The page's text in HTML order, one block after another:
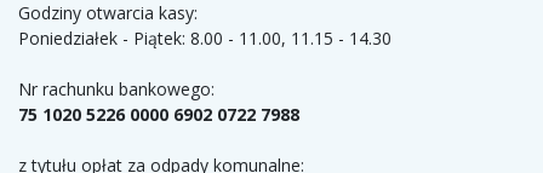
Godziny otwarcia kasy:
Poniedziałek - Piątek: 8.00 - 11.00, 11.15 - 14.30
Nr rachunku bankowego:
75 1020 5226 0000 6902 0722 7988
z tytułu opłat za odpady komunalne: